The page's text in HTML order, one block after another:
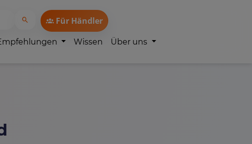
Für Händler
Wissen Über uns